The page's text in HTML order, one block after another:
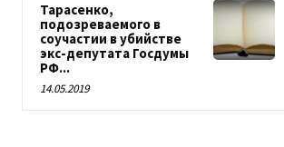
Тарасенко,
подозреваемого в
соучастии в убийстве
экс-депутата Госдумы
РФ...
14.05.2019